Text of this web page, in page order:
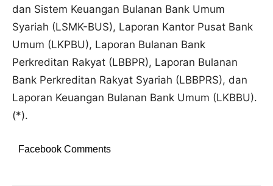
dan Sistem Keuangan Bulanan Bank Umum
Syariah (LSMK-BUS), Laporan Kantor Pusat Bank
Umum (LKPBU), Laporan Bulanan Bank
Perkreditan Rakyat (LBBPR), Laporan Bulanan
Bank Perkreditan Rakyat Syariah (LBBPRS), dan
Laporan Keuangan Bulanan Bank Umum (LKBBU).
(*).
Facebook Comments